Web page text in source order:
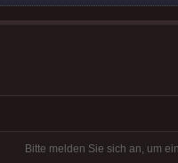
Bitte melden Sie sich an, um